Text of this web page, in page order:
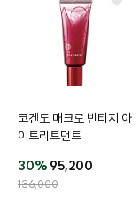
코겐도 매크로 빈티지 아
이트리트먼트
30% 95,200
136,000